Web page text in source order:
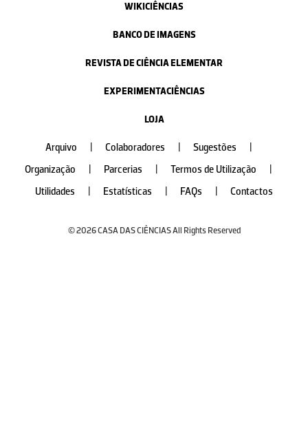
WIKICIÊNCIAS
BANCO DE IMAGENS
REVISTA DE CIÊNCIA ELEMENTAR
EXPERIMENTACIÊNCIAS
LOJA
Arquivo Colaboradores Sugestões
Organização
Parcerias Termos de Utilização
Utilidades
Estatísticas FAQs Contactos
© 2026 CASA DAS CIÊNCIAS All Rights Reserved